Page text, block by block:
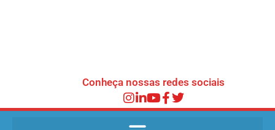
Conheça nossas redes sociais